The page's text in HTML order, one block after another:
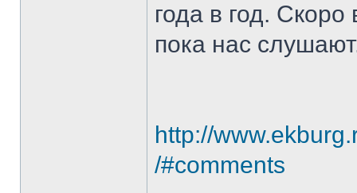
года в год.
пока нас
http://
/#comments